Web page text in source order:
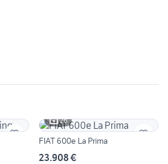
26
FIAT 600e La Prima
23.908 €